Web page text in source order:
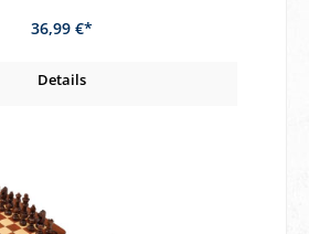
36,99 €*
Details